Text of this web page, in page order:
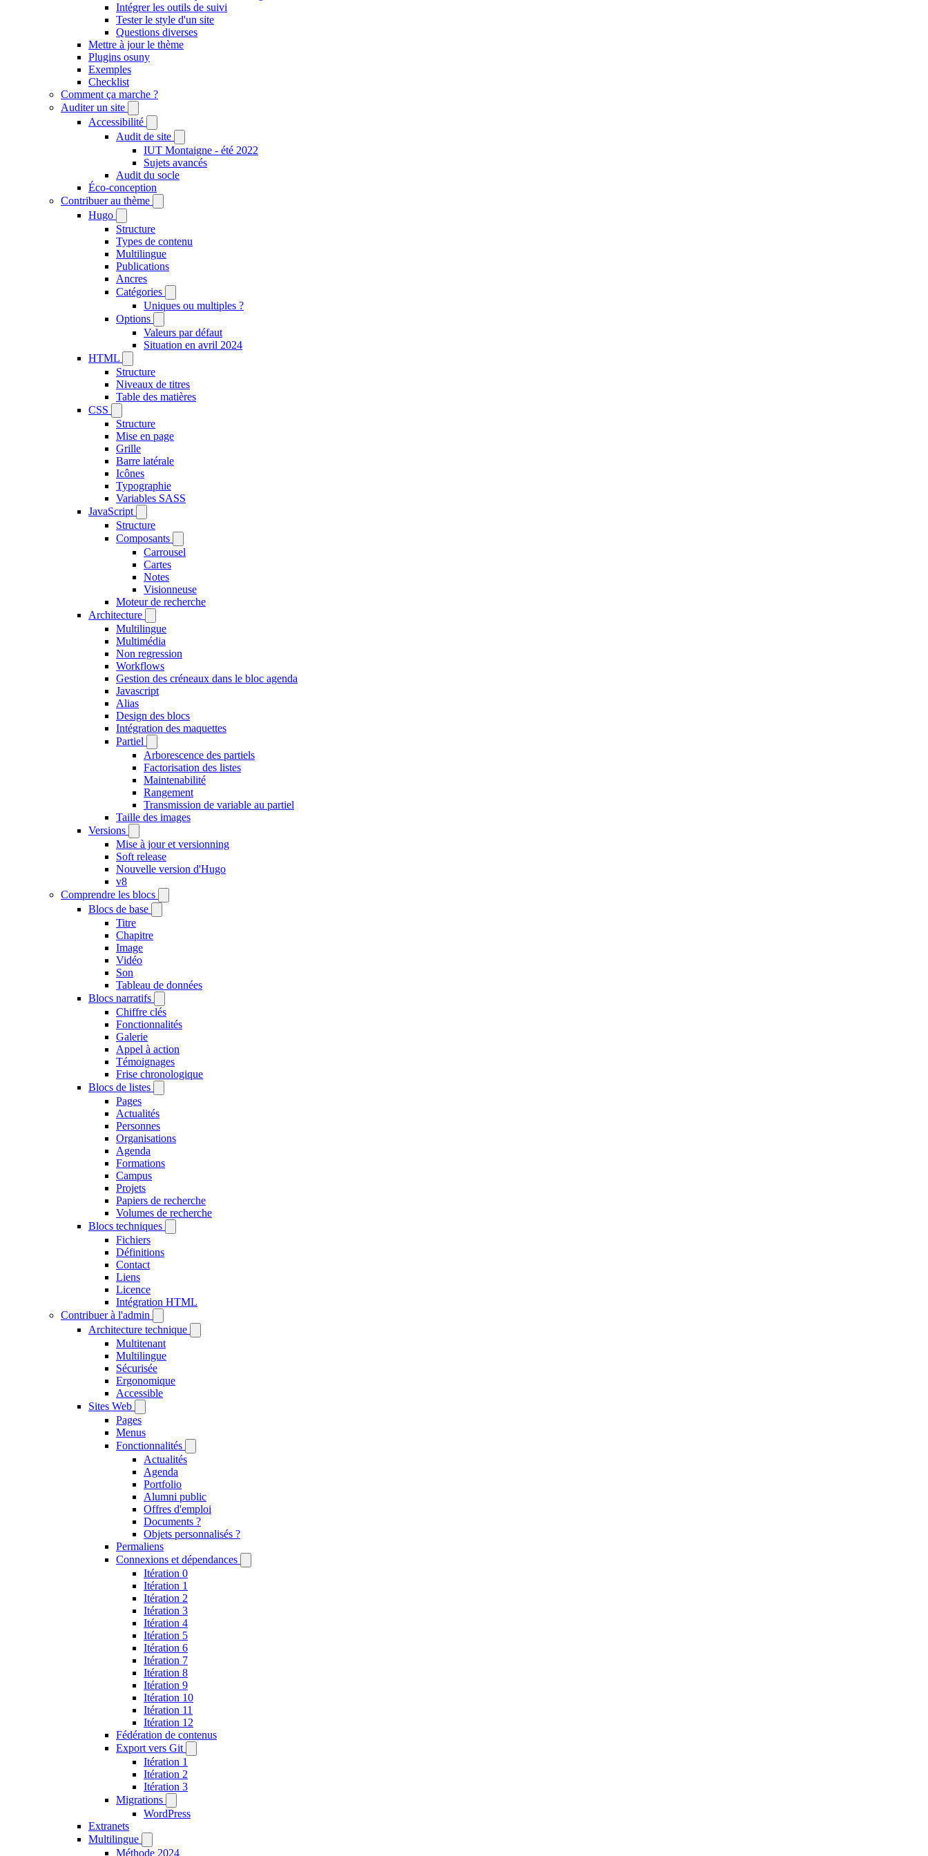
Intégrer les outils de suivi
Tester le style d'un site
Questions diverses
Mettre à jour le thème
Plugins osuny
Exemples
Checklist
Comment ça marche ?
Auditer un site
Accessibilité
Audit de site
IUT Montaigne - été 2022
Sujets avancés
Audit du socle
Éco-conception
Contribuer au thème
Hugo
Structure
Types de contenu
Multilingue
Publications
Ancres
Catégories
Uniques ou multiples ?
Options
Valeurs par défaut
Situation en avril 2024
HTML
Structure
Niveaux de titres
Table des matières
CSS
Structure
Mise en page
Grille
Barre latérale
Icônes
Typographie
Variables SASS
JavaScript
Structure
Composants
Carrousel
Cartes
Notes
Visionneuse
Moteur de recherche
Architecture
Multilingue
Multimédia
Non regression
Workflows
Gestion des créneaux dans le bloc agenda
Javascript
Alias
Design des blocs
Intégration des maquettes
Partiel
Arborescence des partiels
Factorisation des listes
Maintenabilité
Rangement
Transmission de variable au partiel
Taille des images
Versions
Mise à jour et versionning
Soft release
Nouvelle version d'Hugo
v8
Comprendre les blocs
Blocs de base
Titre
Chapitre
Image
Vidéo
Son
Tableau de données
Blocs narratifs
Chiffre clés
Fonctionnalités
Galerie
Appel à action
Témoignages
Frise chronologique
Blocs de listes
Pages
Actualités
Personnes
Organisations
Agenda
Formations
Campus
Projets
Papiers de recherche
Volumes de recherche
Blocs techniques
Fichiers
Définitions
Contact
Liens
Licence
Intégration HTML
Contribuer à l'admin
Architecture technique
Multitenant
Multilingue
Sécurisée
Ergonomique
Accessible
Sites Web
Pages
Menus
Fonctionnalités
Actualités
Agenda
Portfolio
Alumni public
Offres d'emploi
Documents ?
Objets personnalisés ?
Permaliens
Connexions et dépendances
Itération 0
Itération 1
Itération 2
Itération 3
Itération 4
Itération 5
Itération 6
Itération 7
Itération 8
Itération 9
Itération 10
Itération 11
Itération 12
Fédération de contenus
Export vers Git
Itération 1
Itération 2
Itération 3
Migrations
WordPress
Extranets
Multilingue
Méthode 2024